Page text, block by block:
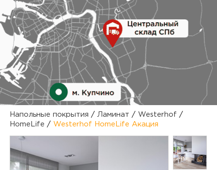
и
Напольные покрытия / Ламинат / Westerhof /
HomeLife / Westerhof HomeLife Акация